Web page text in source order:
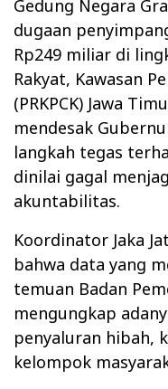
Gedung Negara
dugaan
Rp249 miliar di
Rakyat, Kawasan
(PRKPCK) Jawa
mendesak
langkah tegas
dinilai gagal
akuntabilitas.
Koordinator Jaka
bahwa data yang
temuan Badan
mengungkap
penyaluran hibah,
kelompok